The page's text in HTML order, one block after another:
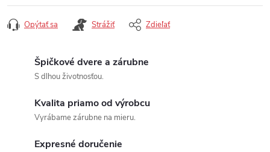
Opýtať sa Strážiť Zdieľať
Špičkové dvere a zárubne
S dlhou životnosťou.
Kvalita priamo od výrobcu
Vyrábame zárubne na mieru.
Expresné doručenie